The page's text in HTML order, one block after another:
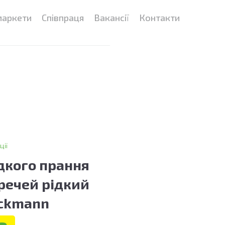
Співпраця Вакансії Контакти
прання
рідкий